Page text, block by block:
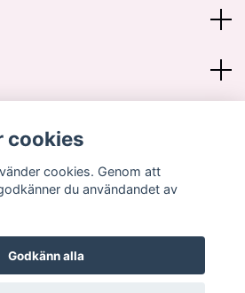
cookies
cookies. Genom att
du användandet av
Godkänn alla